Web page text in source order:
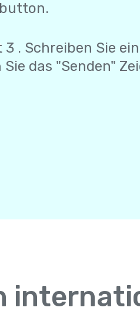
. Schreiben Sie
Sie das "Senden"